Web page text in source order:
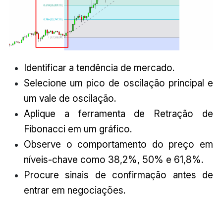
Identificar a tendência de mercado.
Selecione um pico de oscilação principal e
um vale de oscilação.
Aplique a ferramenta de Retração de
Fibonacci em um gráfico.
Observe o comportamento do preço em
níveis-chave como 38,2%, 50% e 61,8%.
Procure sinais de confirmação antes de
entrar em negociações.